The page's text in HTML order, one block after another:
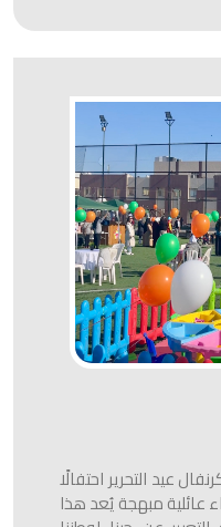
عيد التحرير احتفالًا
عائلية مبهجة يُعد هذا